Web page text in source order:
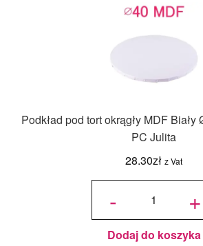
Podkład pod tort okrągły MDF
PC Julita
28.30zł z Vat
-
ilość
okrągły
MDF
Biały Ø
40 cm, h
1 cm -
Julita
+
Dodaj do koszyka